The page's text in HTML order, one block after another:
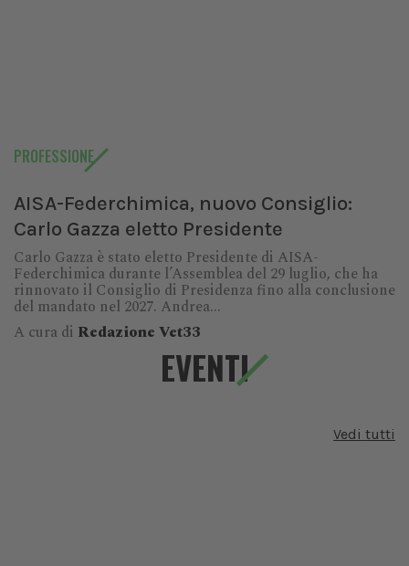
PROFESSIONE
AISA-Federchimica, nuovo Consiglio:
Carlo Gazza eletto Presidente
Carlo Gazza è stato eletto Presidente di AISA-
Federchimica durante l’Assemblea del 29 luglio, che ha
rinnovato il Consiglio di Presidenza fino alla conclusione
del mandato nel 2027. Andrea...
A cura di Redazione Vet33
EVENTI
Vedi tutti